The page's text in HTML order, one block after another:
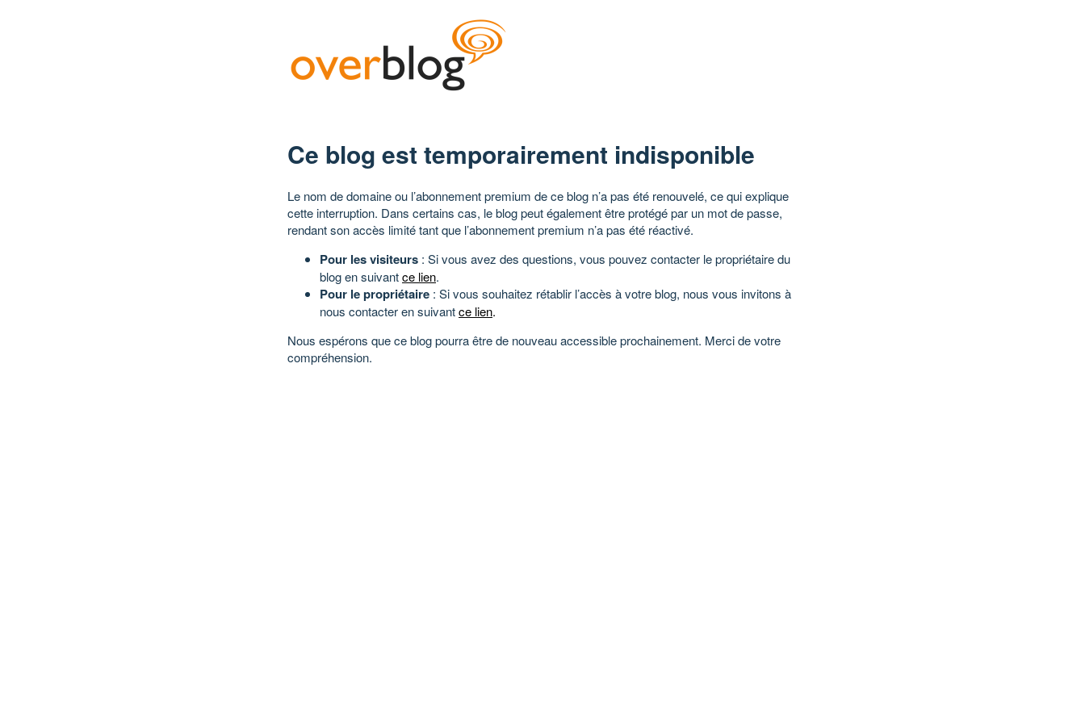
Ce blog est temporairement indisponible
Le nom de domaine ou l’abonnement premium de ce blog n’a pas été renouvelé, ce qui explique
cette interruption. Dans certains cas, le blog peut également être protégé par un mot de passe,
rendant son accès limité tant que l’abonnement premium n’a pas été réactivé.
Pour les visiteurs : Si vous avez des questions, vous pouvez contacter le propriétaire du
blog en suivantce lien.
Pour le propriétaire : Si vous souhaitez rétablir l’accès à votre blog, nous vous invitons à
nous contacter en suivantce lien.
Nous espérons que ce blog pourra être de nouveau accessible prochainement. Merci de votre
compréhension.